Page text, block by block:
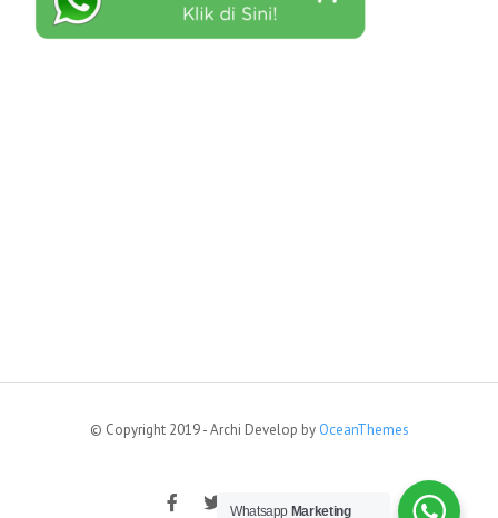
© Copyright 2019 - Archi Develop by OceanThemes
Whatsapp Marketing